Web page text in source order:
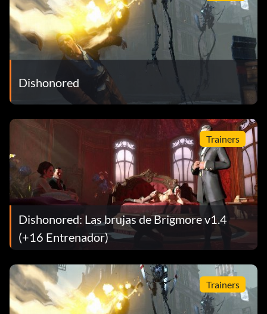
Dishonored
Trainers
Dishonored: Las brujas de Brigmore v1.4
(+16 Entrenador)
Trainers